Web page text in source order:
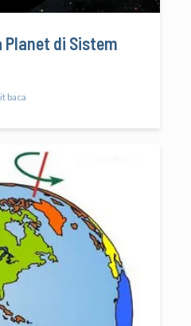
Planet di Sistem
baca